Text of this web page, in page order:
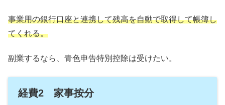
事業用の銀行口座と連携して残高を自動で取得して帳簿し
てくれる。
副業するなら、青色申告特別控除は受けたい。
経費2 家事按分